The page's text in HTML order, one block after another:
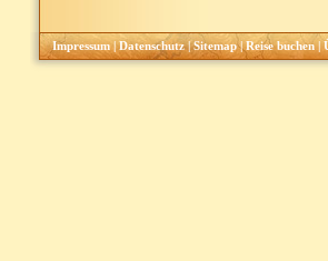
Impressum|Datenschutz|Sitemap|Reise buchen|